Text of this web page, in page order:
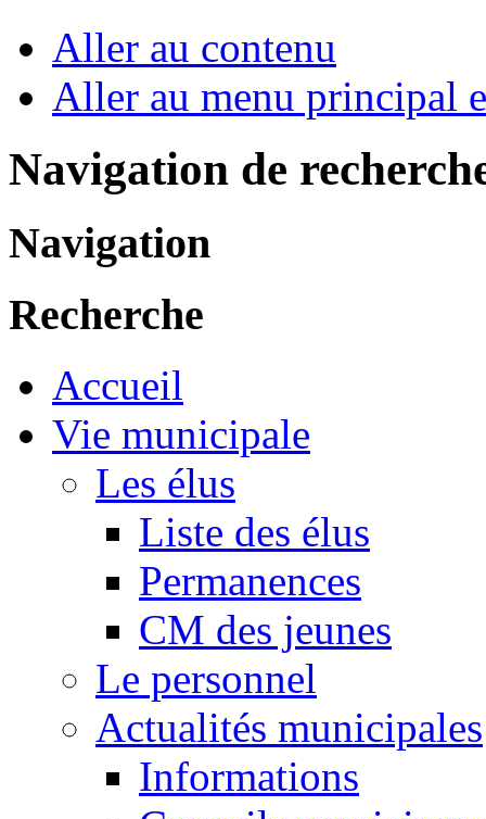
Aller au contenu
Aller au menu principal
Navigation de
Navigation
Recherche
Accueil
Vie municipale
Les élus
Liste des élus
Permanences
CM des jeunes
Le personnel
Actualités municipales
Informations